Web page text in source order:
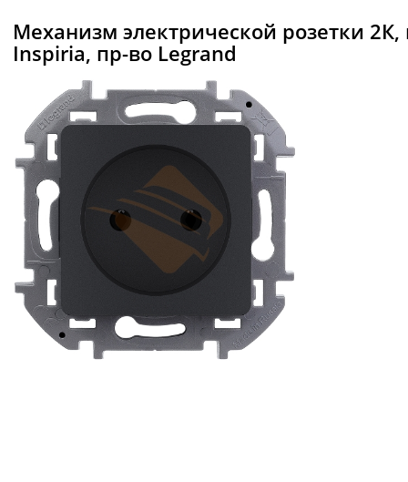
Механизм электрической розетки
Inspiria, пр-во Legrand